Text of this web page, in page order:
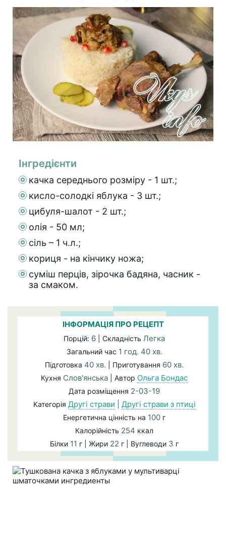
Інгредієнти
качка середнього розміру - 1 шт.;
кисло-солодкі яблука - 3 шт.;
цибуля-шалот - 2 шт.;
олія - 50 мл;
сіль – 1 ч.л.;
кориця - на кінчику ножа;
суміш перців, зірочка бадяна, часник -
за смаком.
ІНФОРМАЦІЯ ПРО РЕЦЕПТ
Порцій: 6 | Складність Легка
Загальний час 1 год. 40 хв.
Підготовка 40 хв. | Приготування 60 хв.
Кухня Слов'янська | Автор Ольга Бондас
Дата розміщення 2-03-19
Категорія Другі страви Другі страви з птиці
Енергетична цінність на 100 г
Калорійність 254 ккал
Білки 11 г | Жири 22 г | Вуглеводи 3 г